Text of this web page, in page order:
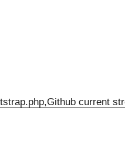
current